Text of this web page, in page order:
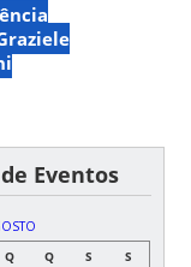
Eventos
Q Q S S